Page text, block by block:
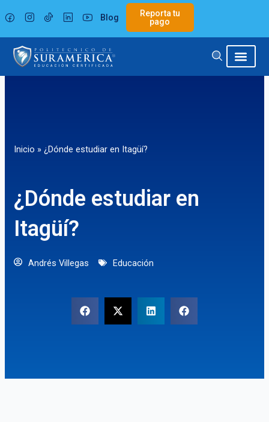
al
contenido
Blog
Reporta tu
pago
Inicio » ¿Dónde estudiar en Itagüí?
¿Dónde estudiar en
Itagüí?
Andrés Villegas Educación